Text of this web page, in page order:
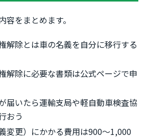
容をまとめます。
解除とは車の名義を自分に移行する
解除に必要な書類は公式ページで申
届いたら運輸支局や軽自動車検査協
おう
変更）にかかる費用は900〜1,000